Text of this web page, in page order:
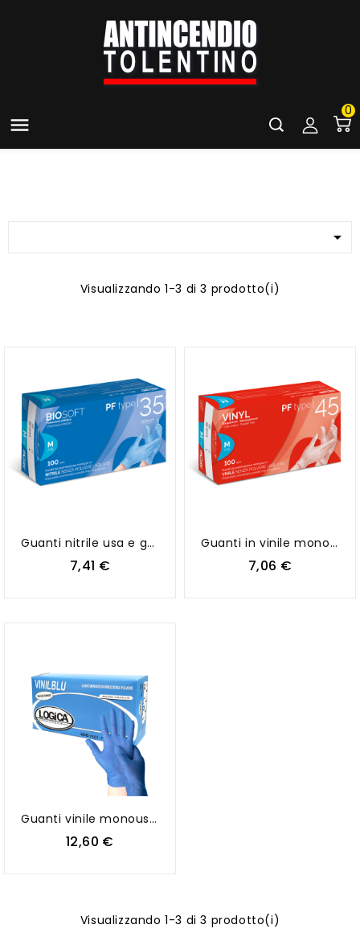

0

Visualizzando 1-3 di 3 prodotto(i)
Guanti nitrile usa e getta senza polvere con dita texturizzate AZZURRO 100pz.
7,41 €
Guanti in vinile monouso senza polvere BIANCO conf. 100pz
7,06 €
Guanti vinile monouso senza polvere blu usa e getta - LOGICA
12,60 €
Visualizzando 1-3 di 3 prodotto(i)